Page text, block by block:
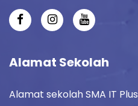
Alamat Sekolah
Alamat sekolah SMA IT